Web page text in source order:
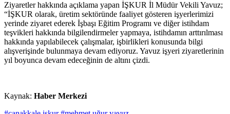
Ziyaretler hakkında açıklama yapan İŞKUR İl Müdür Vekili Yavuz;
“İŞKUR olarak, üretim sektöründe faaliyet gösteren işyerlerimizi
yerinde ziyaret ederek İşbaşı Eğitim Programı ve diğer istihdam
teşvikleri hakkında bilgilendirmeler yapmaya, istihdamın arttırılması
hakkında yapılabilecek çalışmalar, işbirlikleri konusunda bilgi
alışverişinde bulunmaya devam ediyoruz. Yavuz işyeri ziyaretlerinin
yıl boyunca devam edeceğinin de altını çizdi.
Kaynak: Haber Merkezi